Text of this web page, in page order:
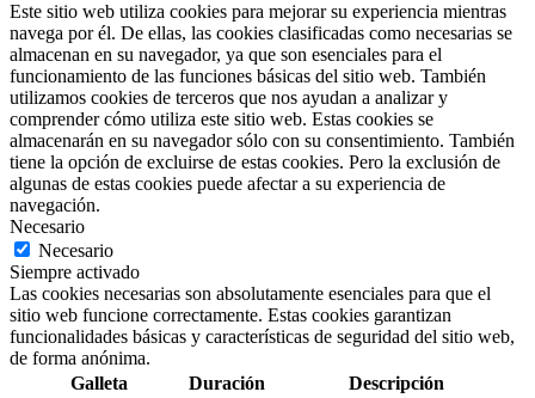
Este sitio web utiliza cookies para mejorar su experiencia mientras
navega por él. De ellas, las cookies clasificadas como necesarias se
almacenan en su navegador, ya que son esenciales para el
funcionamiento de las funciones básicas del sitio web. También
utilizamos cookies de terceros que nos ayudan a analizar y
comprender cómo utiliza este sitio web. Estas cookies se
almacenarán en su navegador sólo con su consentimiento. También
tiene la opción de excluirse de estas cookies. Pero la exclusión de
algunas de estas cookies puede afectar a su experiencia de
navegación.
Necesario
Necesario
Siempre activado
Las cookies necesarias son absolutamente esenciales para que el
sitio web funcione correctamente. Estas cookies garantizan
funcionalidades básicas y características de seguridad del sitio web,
de forma anónima.
Galleta
Duración Descripción